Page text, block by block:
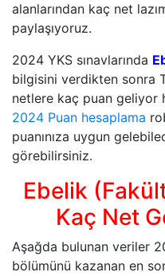
alanlarından kaç net
paylaşıyoruz.
2024 YKS sınavlarında
bilgisini verdikten sonra
netlere kaç puan geliyor
2024 Puan hesaplama
puanınıza uygun
görebilirsiniz.
Ebelik
Kaç Net
Aşağda bulunan veriler
bölümünü kazanan en